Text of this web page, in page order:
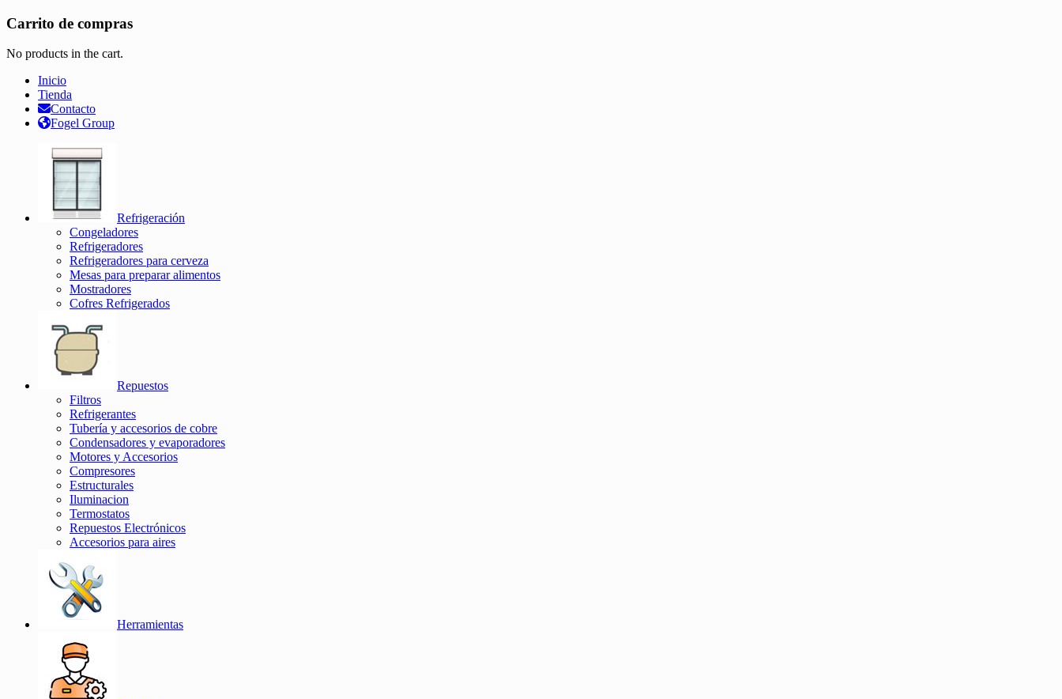
Carrito de compras
No products in the cart.
Inicio
Tienda
Contacto
Fogel Group
Refrigeración
Congeladores
Refrigeradores
Refrigeradores para cerveza
Mesas para preparar alimentos
Mostradores
Cofres Refrigerados
Repuestos
Filtros
Refrigerantes
Tubería y accesorios de cobre
Condensadores y evaporadores
Motores y Accesorios
Compresores
Estructurales
Iluminacion
Termostatos
Repuestos Electrónicos
Accesorios para aires
Herramientas